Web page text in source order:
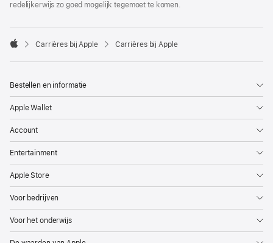
redelijkerwijs zo goed mogelijk tegemoet te komen.

Carrières bij Apple Carrières bij Apple
Bestellen en informatie
Apple Wallet
Account
Entertainment
Apple Store
Voor bedrijven
Voor het onderwijs